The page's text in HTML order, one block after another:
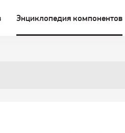
Энциклопедия компонентов